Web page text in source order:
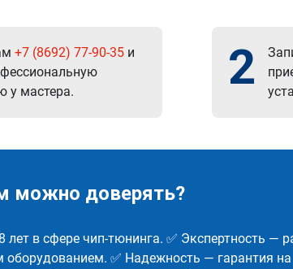
+7 (8692) 77-90-35 и
у мастера.
2
можно доверять?
лет в сфере чип-тюнинга. ✅ Экспертность —
оборудованием. ✅ Надежность — гарантия